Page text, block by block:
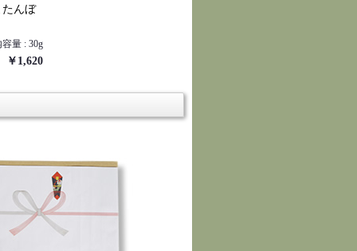
んぼ
容量 : 30g
￥1,620